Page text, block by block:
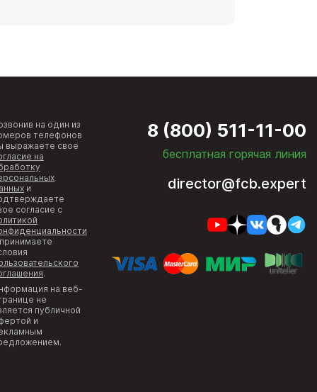
на один из
телефонов
выражаете свое
на
и
согласие с
.
на веб-
не
публичной
и
8 (800) 511-11-00
бесплатная горячая линия
director@fcb.expert